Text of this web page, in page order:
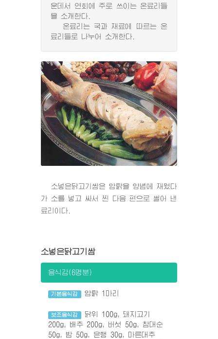
운데서 연회에 주로 쓰이는 온료리들
을 소개한다.
온료리는 국과 재료에 따르는 온
료리들로 나누어 소개한다.
소넣은닭고기쌈은 암탉을 양념에 재웠다
가 소를 넣고 싸서 찐 다음 편으로 썰어 낸
료리이다.
소넣은닭고기쌈
음식감(6명분)
기본음식감 암탉 1마리
보조음식감
닭위 100g, 돼지고기
200g, 배추 200g, 버섯 50g, 참대순
50g, 밤 50g, 은행 30g, 마른대추